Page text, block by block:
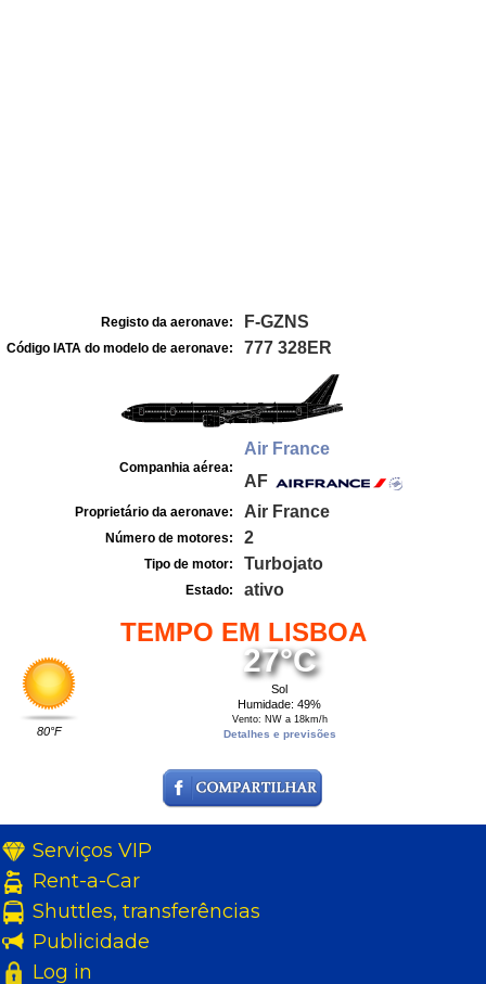
Registo da aeronave: F-GZNS
Código IATA do modelo de aeronave: 777 328ER
Companhia aérea:
Air France
AF
Proprietário da aeronave: Air France
Número de motores: 2
Tipo de motor: Turbojato
Estado: ativo
TEMPO EM LISBOA
80°F
27°C
Sol
Humidade: 49%
Vento: NW a 18km/h
Detalhes e previsões
Serviços VIP
Rent-a-Car
Shuttles, transferências
Publicidade
Log in